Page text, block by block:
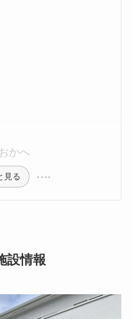
かへ
見る
設情報